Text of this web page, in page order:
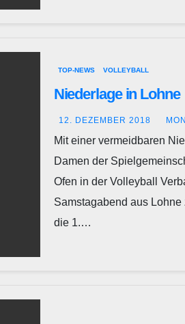
TOP-NEWS VOLLEYBALL
Niederlage in Lohne
12. DEZEMBER 2018
Mit einer vermeidbaren
Damen der
Ofen in der Volleyball
Samstagabend aus
die 1.…